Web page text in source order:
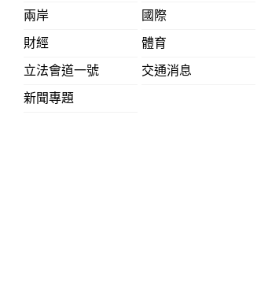
兩岸
國際
財經
體育
立法會道一號
交通消息
新聞專題